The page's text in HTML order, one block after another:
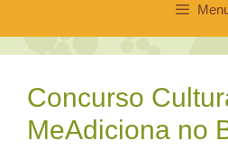
Concurso
MeAdiciona no